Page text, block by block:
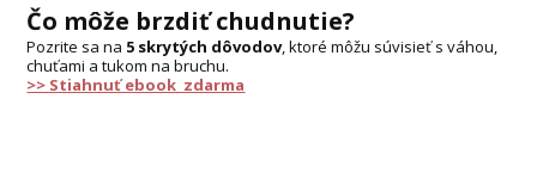
Čo môže brzdiť chudnutie?
Pozrite sa na 5 skrytých dôvodov, ktoré môžu súvisieť s váhou,
chuťami a tukom na bruchu.
>> Stiahnuť ebook zdarma